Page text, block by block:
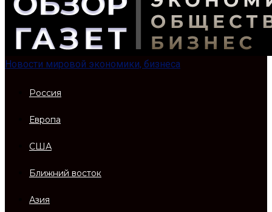
Новости мировой экономики, бизнеса
Россия
Европа
США
Ближний восток
Азия